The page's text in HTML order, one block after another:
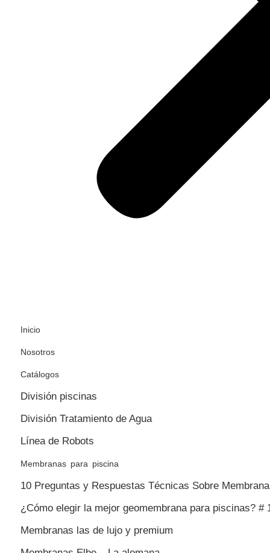
Inicio
Nosotros
Catálogos
División piscinas
División Tratamiento de Agua
Línea de Robots
Membranas para piscina
10 Preguntas y Respuestas Técnicas Sobre
¿Cómo elegir la mejor geomembrana para piscinas? #
Membranas las de lujo y premium